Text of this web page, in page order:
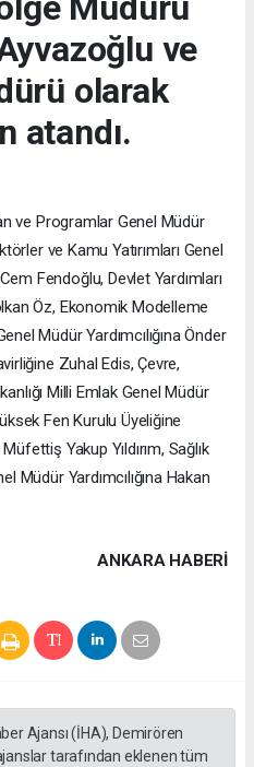
ve
olarak
atandı.
ve Programlar Genel Müdür
ve Kamu Yatırımları Genel
Fendoğlu, Devlet Yardımları
Öz, Ekonomik Modelleme
Müdür Yardımcılığına Önder
Zuhal Edis, Çevre,
Milli Emlak Genel Müdür
Fen Kurulu Üyeliğine
Yakup Yıldırım, Sağlık
Müdür Yardımcılığına Hakan
ANKARA HABERİ
Ajansı (İHA), Demirören
tarafından eklenen tüm